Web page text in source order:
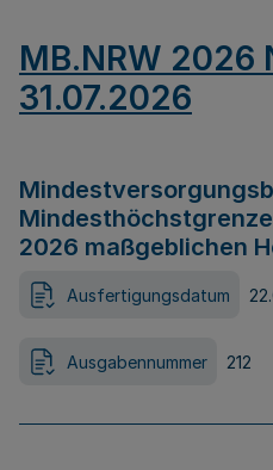
MB.NRW 2026
31.07.2026
2026 maßgeblichen
Ausfertigungsdatum
Ausgabennummer 212